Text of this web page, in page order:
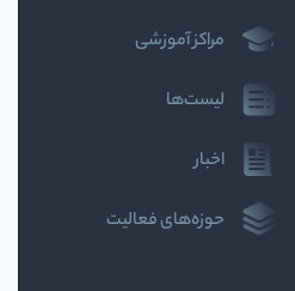
مراکز آموزشی
لیست‌ها
اخبار
حوزه‌های فعالیت